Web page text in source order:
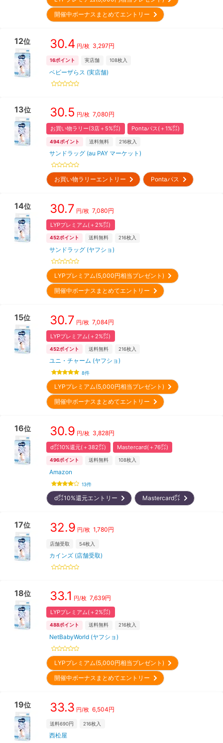
開催中ボーナスまとめてエントリー
12位 30.4 円/枚 3,297円
16ポイント 実店舗 108枚入
ベビーザらス (実店舗)
13位 30.5 円/枚 7,080円
お買い物ラリー(3店＋5%㌽) Pontaパス(＋1%㌽)
494ポイント 送料無料 216枚入
サンドラッグ (au PAY マーケット)
お買い物ラリーエントリー Pontaパス
14位 30.7 円/枚 7,080円
LYPプレミアム(＋2%㌽)
452ポイント 送料無料 216枚入
サンドラッグ (ヤフショ)
LYPプレミアム(5,000円相当プレゼント)
開催中ボーナスまとめてエントリー
15位 30.7 円/枚 7,084円
LYPプレミアム(＋2%㌽)
452ポイント 送料無料 216枚入
ユニ・チャーム (ヤフショ)
8件
LYPプレミアム(5,000円相当プレゼント)
開催中ボーナスまとめてエントリー
16位 30.9 円/枚 3,828円
d㌽10%還元(＋382㌽) Mastercard(＋76㌽)
496ポイント 送料無料 108枚入
Amazon
13件
d㌽10%還元エントリー Mastercard㌽
17位 32.9 円/枚 1,780円
店舗受取 54枚入
カインズ (店舗受取)
18位 33.1 円/枚 7,639円
LYPプレミアム(＋2%㌽)
488ポイント 送料無料 216枚入
NetBabyWorld (ヤフショ)
LYPプレミアム(5,000円相当プレゼント)
開催中ボーナスまとめてエントリー
19位 33.3 円/枚 6,504円
送料690円 216枚入
西松屋